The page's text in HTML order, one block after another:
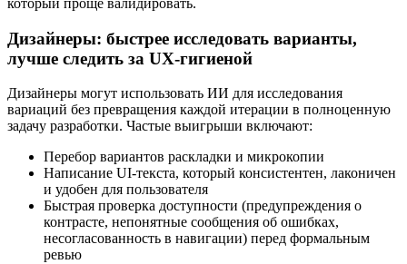
Дизайнеры: быстрее исследовать варианты,
лучше следить за UX‑гигиеной
Дизайнеры могут использовать ИИ для исследования
вариаций без превращения каждой итерации в полноценную
задачу разработки. Частые выигрыши включают:
Перебор вариантов раскладки и микрокопии
Написание UI‑текста, который консистентен, лаконичен
и удобен для пользователя
Быстрая проверка доступности (предупреждения о
контрасте, непонятные сообщения об ошибках,
несогласованность в навигации) перед формальным
ревью